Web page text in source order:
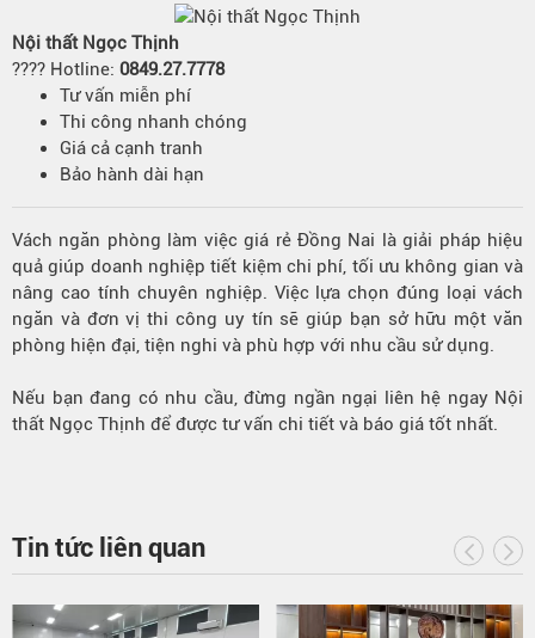
Nội thất Ngọc Thịnh
???? Hotline: 0849.27.7778
Tư vấn miễn phí
Thi công nhanh chóng
Giá cả cạnh tranh
Bảo hành dài hạn
Vách ngăn phòng làm việc giá rẻ Đồng Nai là giải pháp hiệu
quả giúp doanh nghiệp tiết kiệm chi phí, tối ưu không gian và
nâng cao tính chuyên nghiệp. Việc lựa chọn đúng loại vách
ngăn và đơn vị thi công uy tín sẽ giúp bạn sở hữu một văn
phòng hiện đại, tiện nghi và phù hợp với nhu cầu sử dụng.
Nếu bạn đang có nhu cầu, đừng ngần ngại liên hệ ngay Nội
thất Ngọc Thịnh để được tư vấn chi tiết và báo giá tốt nhất.
Tin tức liên quan